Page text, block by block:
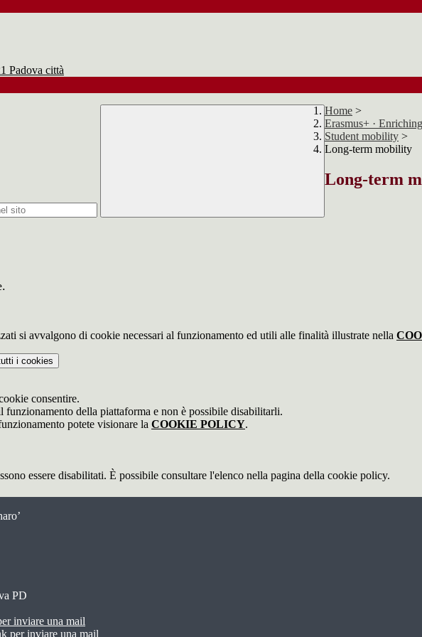
Padova città
Home >
Erasmus+ ·
Student mobility >
Long-term mobility
Long-term
si avvalgono di cookie necessari al funzionamento ed utili alle finalità illustrate nella
i cookies
consentire.
funzionamento della piattaforma e non è possibile disabilitarli.
potete visionare la COOKIE POLICY.
essere disabilitati. È possibile consultare l'elenco nella pagina della cookie policy.
PD
inviare una mail
per inviare una mail